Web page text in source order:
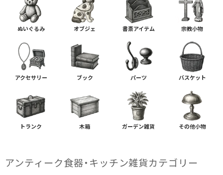
ぬいぐるみ オブジェ 書斎アイテム 宗教小物
アクセサリー ブック パーツ バスケット
トランク 木箱 ガーデン雑貨 その他小物
アンティーク食器・キッチン雑貨カテゴリー